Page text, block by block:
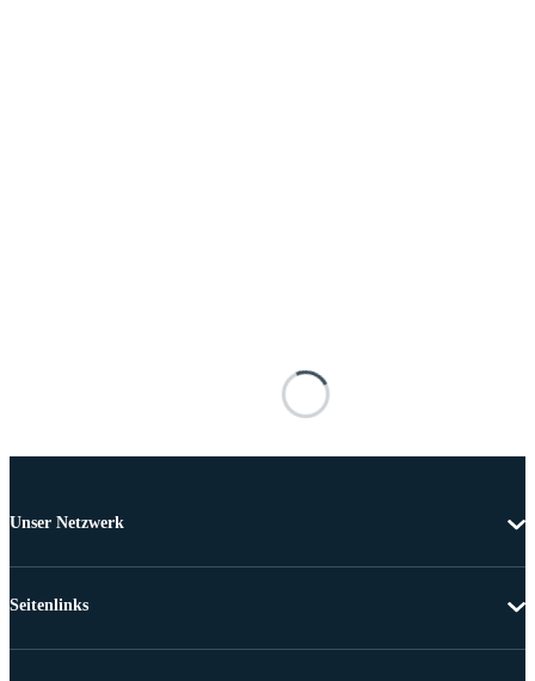
Unser Netzwerk
Seitenlinks